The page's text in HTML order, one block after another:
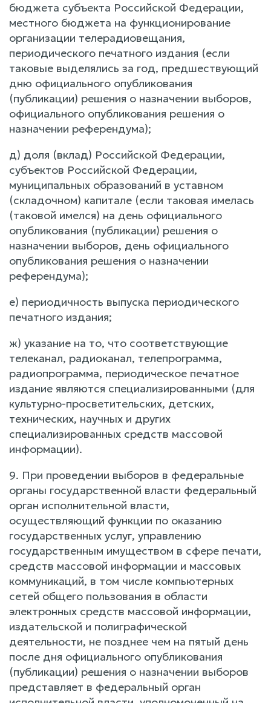
бюджета субъекта Российской Федерации,
местного бюджета на функционирование
организации телерадиовещания,
периодического печатного издания (если
таковые выделялись за год, предшествующий
дню официального опубликования
(публикации) решения о назначении выборов,
официального опубликования решения о
назначении референдума);
д) доля (вклад) Российской Федерации,
субъектов Российской Федерации,
муниципальных образований в уставном
(складочном) капитале (если таковая имелась
(таковой имелся) на день официального
опубликования (публикации) решения о
назначении выборов, день официального
опубликования решения о назначении
референдума);
е) периодичность выпуска периодического
печатного издания;
ж) указание на то, что соответствующие
телеканал, радиоканал, телепрограмма,
радиопрограмма, периодическое печатное
издание являются специализированными (для
культурно-просветительских, детских,
технических, научных и других
специализированных средств массовой
информации).
9. При проведении выборов в федеральные
органы государственной власти федеральный
орган исполнительной власти,
осуществляющий функции по оказанию
государственных услуг, управлению
государственным имуществом в сфере печати,
средств массовой информации и массовых
коммуникаций, в том числе компьютерных
сетей общего пользования в области
электронных средств массовой информации,
издательской и полиграфической
деятельности, не позднее чем на пятый день
после дня официального опубликования
(публикации) решения о назначении выборов
представляет в федеральный орган